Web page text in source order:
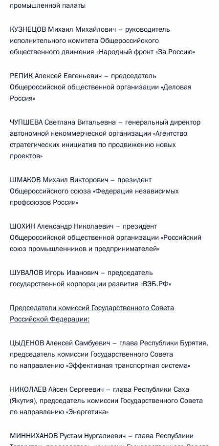
промышленной палаты
КУЗНЕЦОВ Михаил Михайлович – руководитель
исполнительного комитета Общероссийского
общественного движения «Народный фронт «За Россию»
РЕПИК Алексей Евгеньевич – председатель
Общероссийской общественной организации «Деловая
Россия»
ЧУПШЕВА Светлана Витальевна – генеральный директор
автономной некоммерческой организации «Агентство
стратегических инициатив по продвижению новых
проектов»
ШМАКОВ Михаил Викторович – президент
Общероссийского союза «Федерация независимых
профсоюзов России»
ШОХИН Александр Николаевич – президент
Общероссийской общественной организации «Российский
союз промышленников и предпринимателей»
ШУВАЛОВ Игорь Иванович – председатель
государственной корпорации развития «ВЭБ.РФ»
Председатели комиссий Государственного Совета
Российской Федерации:
ЦЫДЕНОВ Алексей Самбуевич – глава Республики Бурятия,
председатель комиссии Государственного Совета
по направлению «Эффективная транспортная система»
НИКОЛАЕВ Айсен Сергеевич – глава Республики Саха
(Якутия), председатель комиссии Государственного Совета
по направлению «Энергетика»
МИННИХАНОВ Рустам Нургалиевич – глава Республики